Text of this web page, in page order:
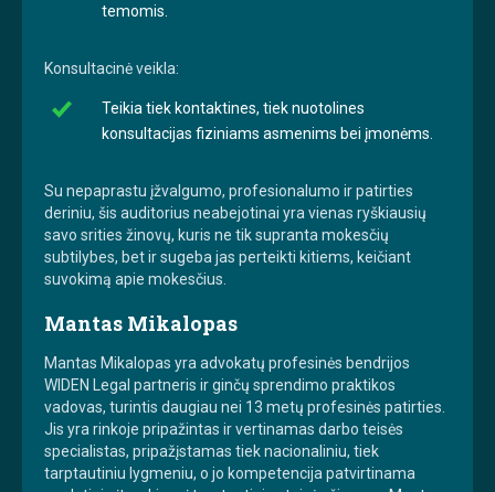
temomis.
Konsultacinė veikla:
Teikia tiek kontaktines, tiek nuotolines
konsultacijas fiziniams asmenims bei įmonėms.
Su nepaprastu įžvalgumo, profesionalumo ir patirties
deriniu, šis auditorius neabejotinai yra vienas ryškiausių
savo srities žinovų, kuris ne tik supranta mokesčių
subtilybes, bet ir sugeba jas perteikti kitiems, keičiant
suvokimą apie mokesčius.
Mantas Mikalopas
Mantas Mikalopas yra advokatų profesinės bendrijos
WIDEN Legal partneris ir ginčų sprendimo praktikos
vadovas, turintis daugiau nei 13 metų profesinės patirties.
Jis yra rinkoje pripažintas ir vertinamas darbo teisės
specialistas, pripažįstamas tiek nacionaliniu, tiek
tarptautiniu lygmeniu, o jo kompetencija patvirtinama